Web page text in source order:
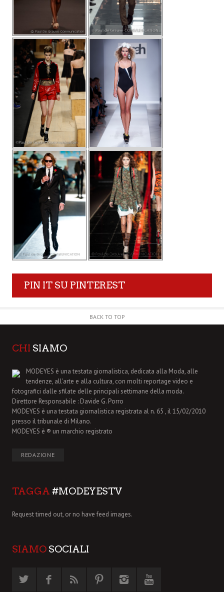
PIN IT SU PINTEREST
BACK TO TOP
CHI SIAMO
MODEYES è una testata giornalistica, dedicata alla Moda, alle
tendenze, all'arte e alla cultura, con molti reportage video e
fotografici dalle sfilate delle principali settimane della moda.
Direttore Responsabile : Davide G. Porro
MODEYES è una testata giornalistica registrata al n. 65 , il 15/02/2010
presso il tribunale di Milano.
MODEYES è ® un marchio registrato
REDAZIONE
TAGGA #MODEYESTV
Request timed out, or no have feed images.
SIAMO SOCIALI